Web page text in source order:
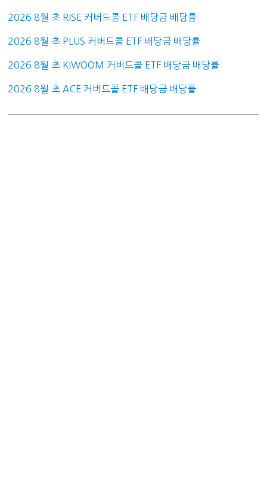
2026 8월 초 RISE 커버드콜 ETF 배당금 배당률
2026 8월 초 PLUS 커버드콜 ETF 배당금 배당률
2026 8월 초 KIWOOM 커버드콜 ETF 배당금 배당률
2026 8월 초 ACE 커버드콜 ETF 배당금 배당률